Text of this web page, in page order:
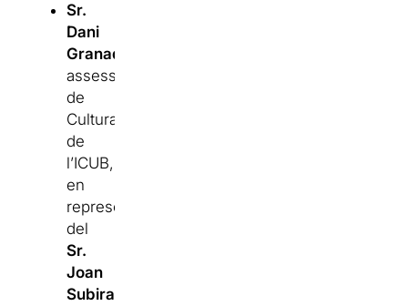
Sr.
Dani
Granados,
assessor
de
Cultura
de
l’ICUB,
en
representació
del
Sr.
Joan
Subirats,